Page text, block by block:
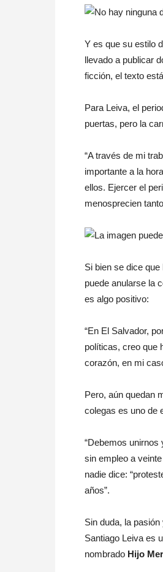
Y es que su estilo
llevado a publicar
ficción, el texto
Para Leiva, el
puertas, pero la
“A través de mi
importante a la
ellos. Ejercer el
menosprecien
Si bien se dice
puede anularse la
es algo positivo:
“En El Salvador,
políticas, creo que
corazón, en mi
Pero, aún quedan
colegas es uno de
“Debemos unirnos
sin empleo a
nadie dice:
años”.
Sin duda, la
Santiago Leiva es
nombrado Hijo